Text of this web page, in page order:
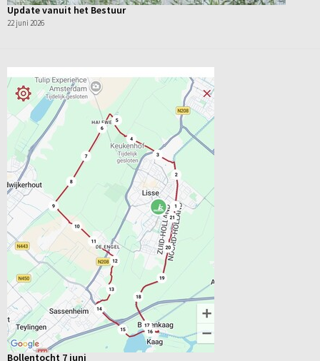
Update vanuit het Bestuur
22 juni 2026
Bollentocht 7 juni